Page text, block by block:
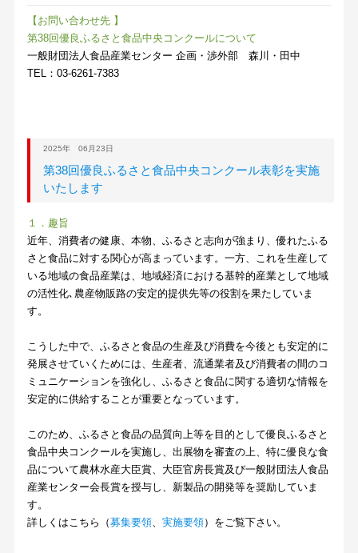
【お問い合わせ先 】
第38回優良ふるさと食品中央コンクールについて
一般財団法人食品産業センター 企画・渉外部 森川・田中
TEL：03-6261-7383
2025年 06月23日
第38回優良ふるさと食品中央コンクール表彰を実施
いたします
１．趣旨
近年、消費者の健康、本物、ふるさと志向が強まり、優れたふる
さと食品に対する関心が高まっています。一方、これを生産して
いる地域の食品産業は、地域経済における基幹的産業として地域
の活性化､農産物販路の安定的提供先等の役割を果たしていま
す。
こうした中で、ふるさと食品の生産及び消費を今後とも安定的に
発展させていくためには、生産者、流通業者及び消費者の間のコ
ミュニケーションを強化し、ふるさと食品に関する適切な情報を
安定的に供給することが重要となっています。
このため、ふるさと食品の品質向上等を目的として優良ふるさと
食品中央コンクールを実施し、出展物を審査の上、特に優良な食
品について農林水産大臣賞、大臣官房長賞及び一般財団法人食品
産業センター会長賞を授与し、新製品の開発等を奨励していま
す。
詳しくはこちら（募集要領、実施要領）をご覧下さい。